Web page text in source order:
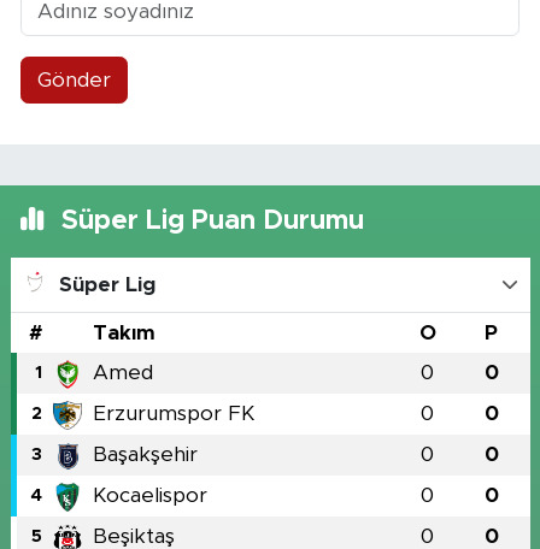
Gönder
Süper Lig Puan Durumu
Süper Lig
# Takım O P
1 Amed 0 0
2 Erzurumspor FK 0 0
3 Başakşehir 0 0
4 Kocaelispor 0 0
5 Beşiktaş 0 0